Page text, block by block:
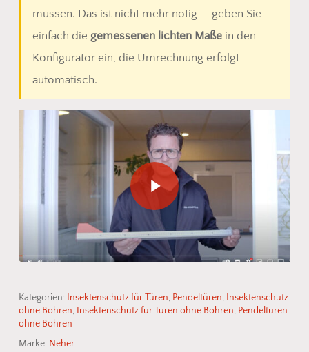
müssen. Das ist nicht mehr nötig — geben Sie
einfach die gemessenen lichten Maßein den
Konfigurator ein, die Umrechnung erfolgt
automatisch.
Play Video
Kategorien: Insektenschutz für Türen, Pendeltüren, Insektenschutz
ohne Bohren, Insektenschutz für Türen ohne Bohren, Pendeltüren
ohne Bohren
Marke: Neher